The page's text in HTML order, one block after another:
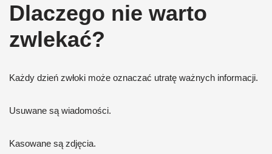
Dlaczego nie warto
zwlekać?
Każdy dzień zwłoki może oznaczać utratę ważnych informacji.
Usuwane są wiadomości.
Kasowane są zdjęcia.